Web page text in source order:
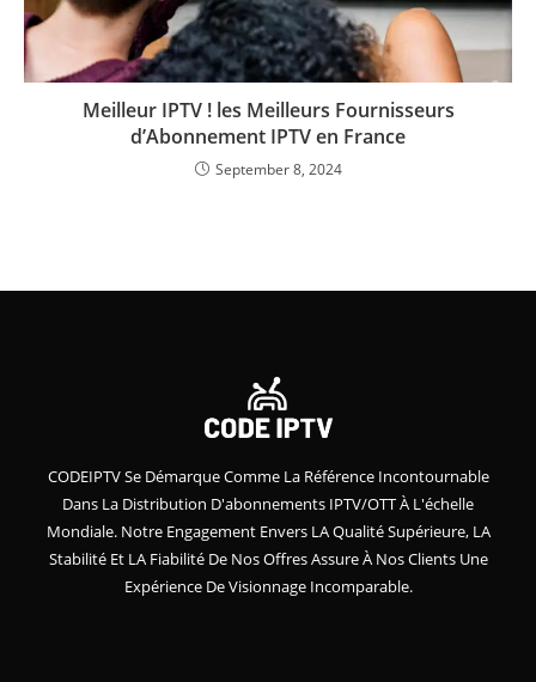
Meilleur IPTV ! les Meilleurs Fournisseurs
d’Abonnement IPTV en France
September 8, 2024
CODEIPTV Se Démarque Comme La Référence Incontournable
Dans La Distribution D'abonnements IPTV/OTT À L'échelle
Mondiale. Notre Engagement Envers LA Qualité Supérieure, LA
Stabilité Et LA Fiabilité De Nos Offres Assure À Nos Clients Une
Expérience De Visionnage Incomparable.